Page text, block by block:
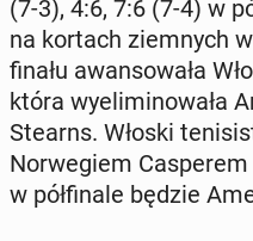
(7-3), 4:6, 7:6 (7-4) w
na kortach ziem­nych
finału awan­so­wa­ła
która wy­eli­mi­no­wa­ła
Stearns. Włoski
Nor­we­giem
w pół­fi­na­le będzie